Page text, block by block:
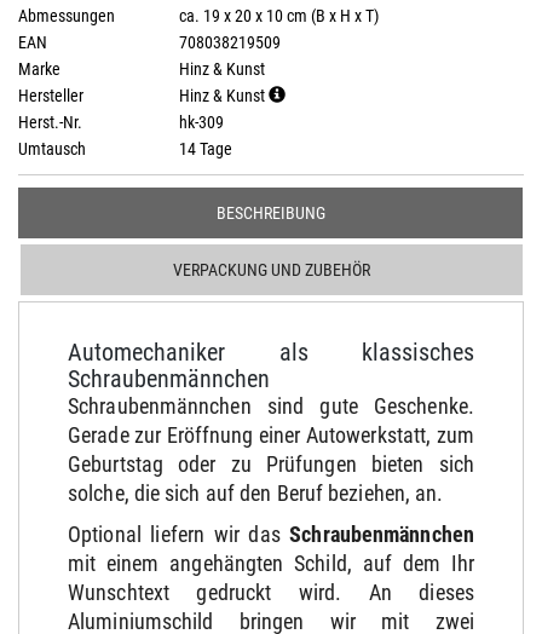
Abmessungen
ca. 19 x 20 x 10 cm (B x H x T)
EAN
708038219509
Marke
Hinz & Kunst
Hersteller
Hinz & Kunst
Herst.-Nr.
hk-309
Umtausch
14 Tage
BESCHREIBUNG
VERPACKUNG UND ZUBEHÖR
Automechaniker als klassisches
Schraubenmännchen
Schraubenmännchen sind gute Geschenke.
Gerade zur Eröffnung einer Autowerkstatt, zum
Geburtstag oder zu Prüfungen bieten sich
solche, die sich auf den Beruf beziehen, an.
Optional liefern wir dasSchraubenmännchen
mit einem angehängten Schild, auf dem Ihr
Wunschtext gedruckt wird. An dieses
Aluminiumschild bringen wir mit zwei